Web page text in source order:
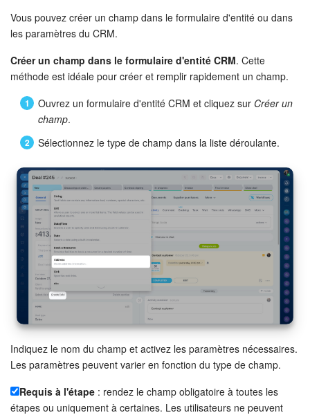
Vous pouvez créer un champ dans le formulaire d'entité ou dans
les paramètres du CRM.
Créer un champ dans le formulaire d'entité CRM. Cette
méthode est idéale pour créer et remplir rapidement un champ.
Ouvrez un formulaire d'entité CRM et cliquez sur Créer un
champ.
Sélectionnez le type de champ dans la liste déroulante.
Indiquez le nom du champ et activez les paramètres nécessaires.
Les paramètres peuvent varier en fonction du type de champ.
Requis à l'étape : rendez le champ obligatoire à toutes les
étapes ou uniquement à certaines. Les utilisateurs ne peuvent